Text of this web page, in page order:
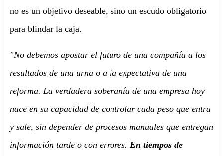
no es un objetivo deseable, sino un escudo obligatorio
para blindar la caja.
"No debemos apostar el futuro de una compañía a los
resultados de una urna o a la expectativa de una
reforma. La verdadera soberanía de una empresa hoy
nace en su capacidad de controlar cada peso que entra
y sale, sin depender de procesos manuales que entregan
información tarde o con errores. En tiempos de